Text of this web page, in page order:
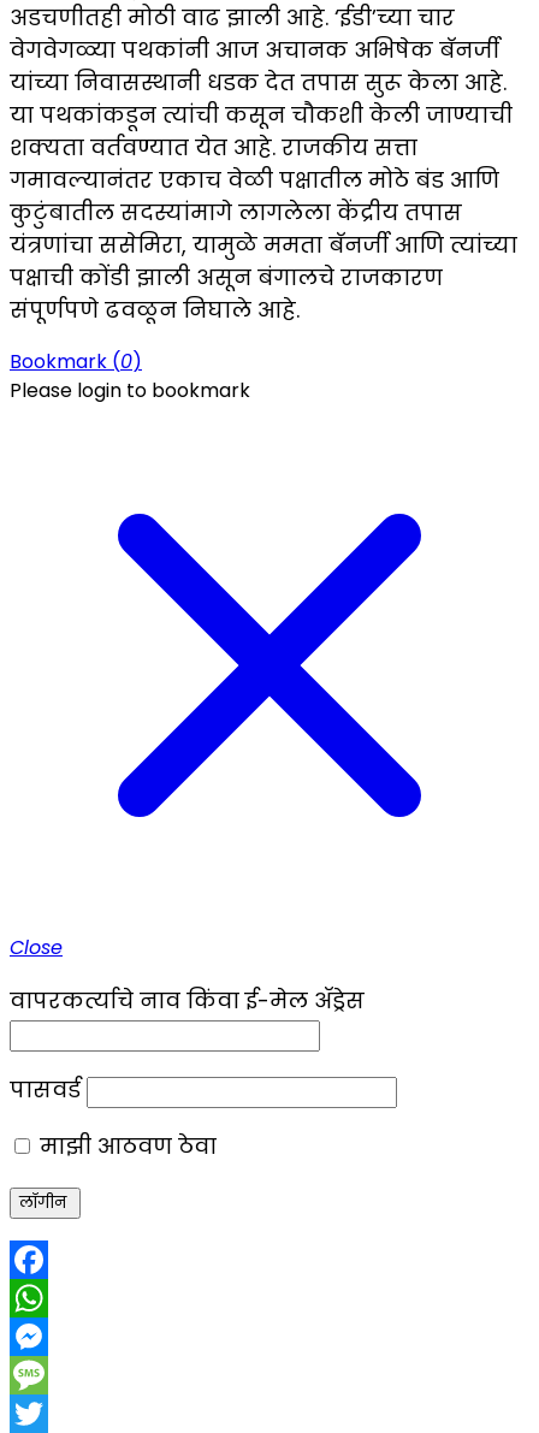
अडचणीतही मोठी वाढ झाली आहे. ‘ईडी’च्या चार
वेगवेगळ्या पथकांनी आज अचानक अभिषेक बॅनर्जी
यांच्या निवासस्थानी धडक देत तपास सुरू केला आहे.
या पथकांकडून त्यांची कसून चौकशी केली जाण्याची
शक्यता वर्तवण्यात येत आहे. राजकीय सत्ता
गमावल्यानंतर एकाच वेळी पक्षातील मोठे बंड आणि
कुटुंबातील सदस्यांमागे लागलेला केंद्रीय तपास
यंत्रणांचा ससेमिरा, यामुळे ममता बॅनर्जी आणि त्यांच्या
पक्षाची कोंडी झाली असून बंगालचे राजकारण
संपूर्णपणे ढवळून निघाले आहे.
Bookmark (0)
Please login to bookmark
Close
वापरकर्त्याचे नाव किंवा ई-मेल ॲड्रेस
पासवर्ड
माझी आठवण ठेवा
Facebook
WhatsApp
Messenger
Message